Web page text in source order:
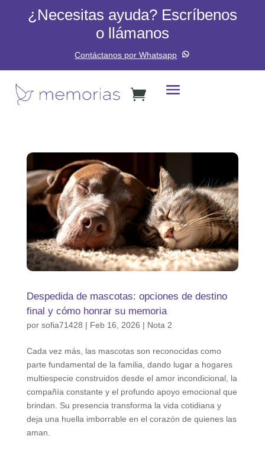
¿Necesitas ayuda? Escríbenos
o llámanos
Contáctanos por Whatsapp
Despedida de mascotas: opciones de destino
final y cómo honrar su memoria
por sofia71428 | Feb 16, 2026 | Nota 2
Cada vez más, las mascotas son reconocidas como
parte fundamental de la familia, dando lugar a hogares
multiespecie construidos desde el amor incondicional, la
compañía constante y el profundo apoyo emocional que
brindan. Su presencia transforma la vida cotidiana y
deja una huella imborrable en el corazón de quienes las
aman.